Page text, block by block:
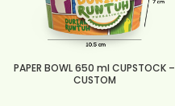
PAPER BOWL 650 ml CUPSTOCK –
CUSTOM